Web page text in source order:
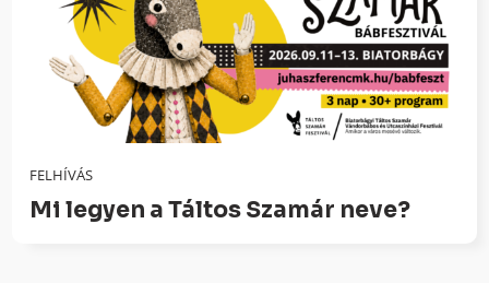
FELHÍVÁS
Mi legyen a Táltos Szamár neve?